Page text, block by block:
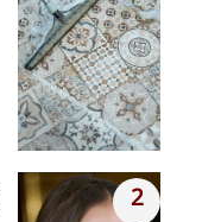
2